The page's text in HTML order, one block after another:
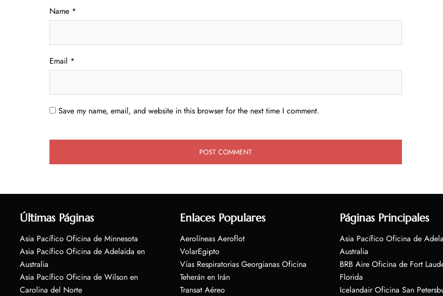
Name *
Email *
Save my name, email, and website in this browser for the next time I comment.
Últimas Páginas
Asia Pacífico Oficina de Minnesota
Asia Pacífico Oficina de Adelaida en
Australia
Asia Pacífico Oficina de Wilson en
Carolina del Norte
Enlaces Populares
Aerolíneas Aeroflot
VolarEgipto
Vías Respiratorias Georgianas Oficina
Teherán en Irán
Transat Aéreo
Páginas Principales
Asia Pacífico Oficina de
Australia
BRB Aire Oficina de Fort
Florida
Icelandair Oficina San